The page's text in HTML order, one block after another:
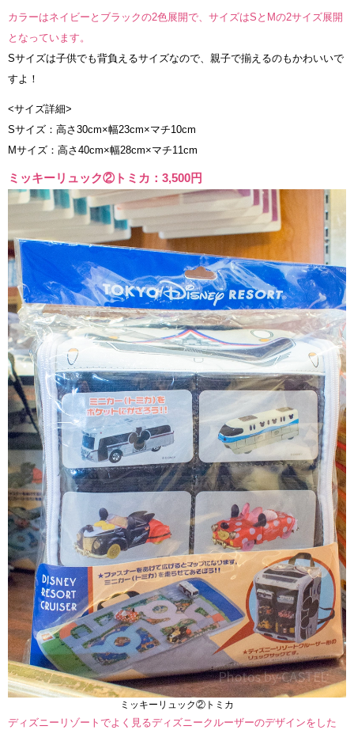
カラーはネイビーとブラックの2色展開で、サイズはSとMの2サイズ展開
となっています。
Sサイズは子供でも背負えるサイズなので、親子で揃えるのもかわいいで
すよ！
<サイズ詳細>
Sサイズ：高さ30cm×幅23cm×マチ10cm
Mサイズ：高さ40cm×幅28cm×マチ11cm
ミッキーリュック②トミカ：3,500円
ミッキーリュック②トミカ
ディズニーリゾートでよく見るディズニークルーザーのデザインをした